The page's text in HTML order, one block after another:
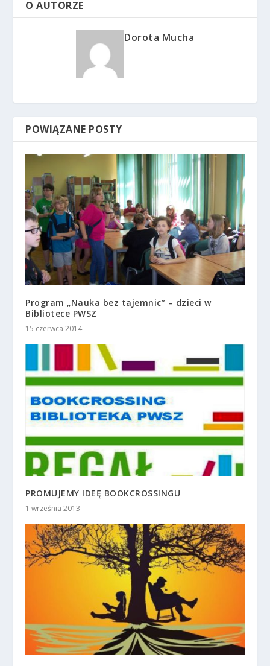
O AUTORZE
Dorota Mucha
POWIĄZANE POSTY
Program „Nauka bez tajemnic” – dzieci w
Bibliotece PWSZ
15 czerwca 2014
PROMUJEMY IDEĘ BOOKCROSSINGU
1 września 2013